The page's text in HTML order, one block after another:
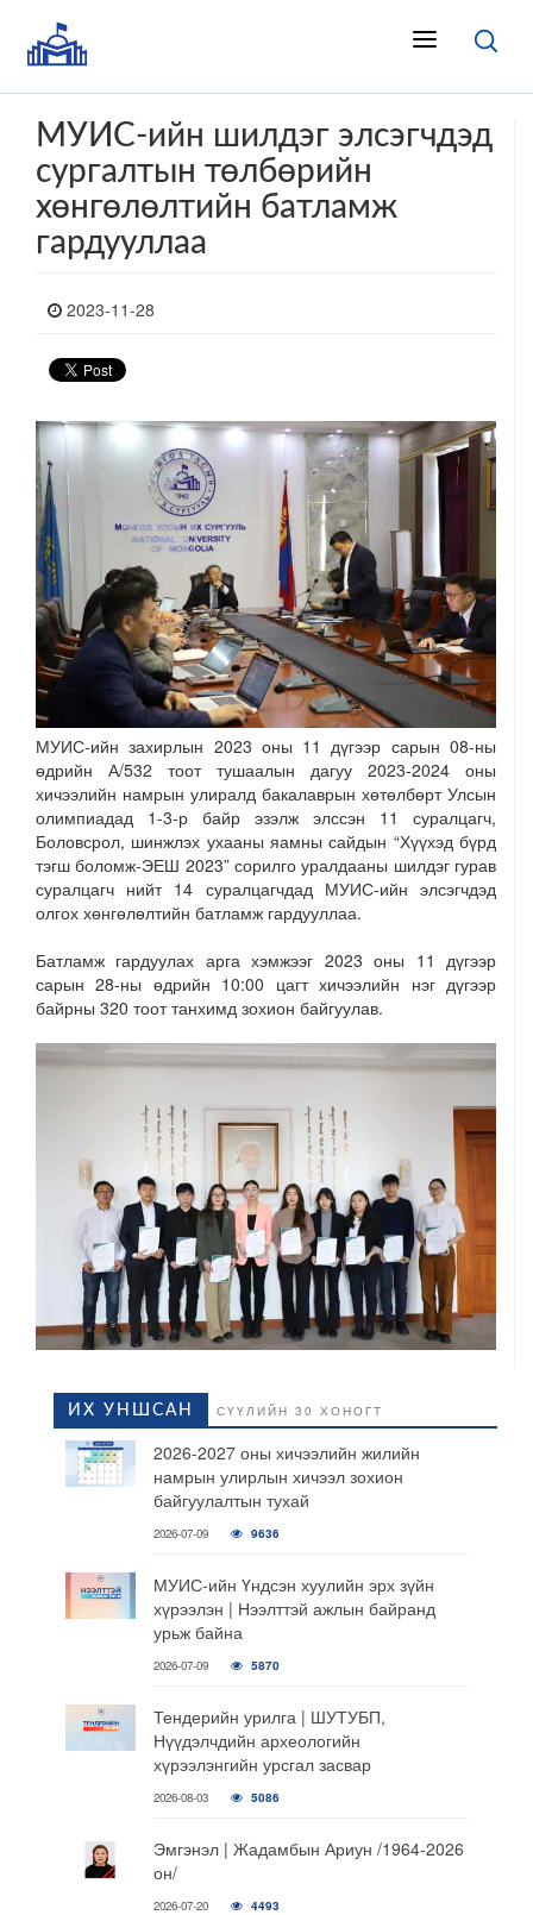
МУИС-ийн шилдэг элсэгчдэд
сургалтын төлбөрийн
хөнгөлөлтийн батламж
гардууллаа
2023-11-28
МУИС-ийн захирлын 2023 оны 11 дүгээр сарын 08-ны
өдрийн А/532 тоот тушаалын дагуу 2023-2024 оны
хичээлийн намрын улиралд бакалаврын хөтөлбөрт Улсын
олимпиадад 1-3-р байр эзэлж элссэн 11 суралцагч,
Боловсрол, шинжлэх ухааны яамны сайдын “Хүүхэд бүрд
тэгш боломж-ЭЕШ 2023” сорилго уралдааны шилдэг гурав
суралцагч нийт 14 суралцагчдад МУИС-ийн элсэгчдэд
олгох хөнгөлөлтийн батламж гардууллаа.
Батламж гардуулах арга хэмжээг 2023 оны 11 дүгээр
сарын 28-ны өдрийн 10:00 цагт хичээлийн нэг дүгээр
байрны 320 тоот танхимд зохион байгуулав.
ИХ УНШСАН СҮҮЛИЙН 30 ХОНОГТ
2026-2027 оны хичээлийн жилийн
намрын улирлын хичээл зохион
байгуулалтын тухай
2026-07-09 9636
МУИС-ийн Үндсэн хуулийн эрх зүйн
хүрээлэн | Нээлттэй ажлын байранд
урьж байна
2026-07-09 5870
Тендерийн урилга | ШУТУБП,
Нүүдэлчдийн археологийн
хүрээлэнгийн урсгал засвар
2026-08-03 5086
Эмгэнэл | Жадамбын Ариун /1964-2026
он/
2026-07-20 4493